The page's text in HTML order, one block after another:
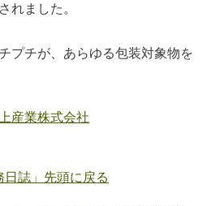
れました。
プチが、あらゆる包装対象物を
産業株式会社
日誌」先頭に戻る